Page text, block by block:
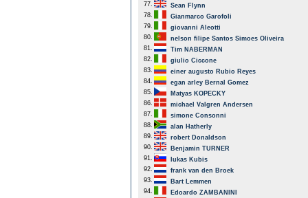
77.
Sean Flynn
78.
Gianmarco Garofoli
79.
giovanni Aleotti
80.
nelson filipe Santos Simoes Oliveira
81.
Tim NABERMAN
82.
giulio Ciccone
83.
einer augusto Rubio Reyes
84.
egan arley Bernal Gomez
85.
Matyas KOPECKY
86.
michael Valgren Andersen
87.
simone Consonni
88.
alan Hatherly
89.
robert Donaldson
90.
Benjamin TURNER
91.
lukas Kubis
92.
frank van den Broek
93.
Bart Lemmen
94.
Edoardo ZAMBANINI